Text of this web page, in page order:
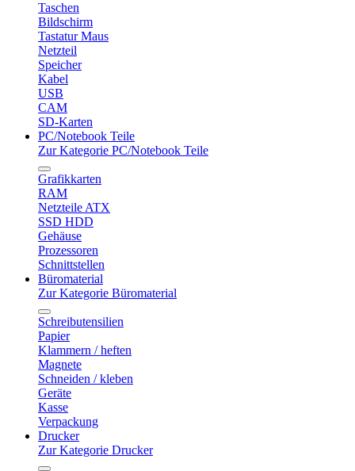
Taschen
Bildschirm
Tastatur Maus
Netzteil
Speicher
Kabel
USB
CAM
SD-Karten
PC/Notebook Teile
Zur Kategorie PC/Notebook Teile
Grafikkarten
RAM
Netzteile ATX
SSD HDD
Gehäuse
Prozessoren
Schnittstellen
Büromaterial
Zur Kategorie Büromaterial
Schreibutensilien
Papier
Klammern / heften
Magnete
Schneiden / kleben
Geräte
Kasse
Verpackung
Drucker
Zur Kategorie Drucker